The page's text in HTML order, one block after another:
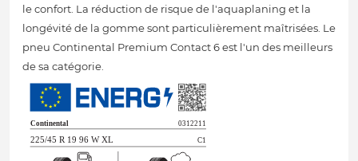
le confort. La réduction de risque de l'aquaplaning et la
longévité de la gomme sont particulièrement maîtrisées. Le
pneu Continental Premium Contact 6 est l'un des meilleurs
de sa catégorie.